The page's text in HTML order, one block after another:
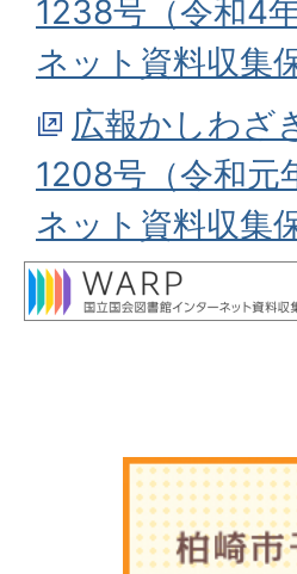
1238号（令和4
ネット資料収集
広報かしわざ
1208号（令和元
ネット資料収集